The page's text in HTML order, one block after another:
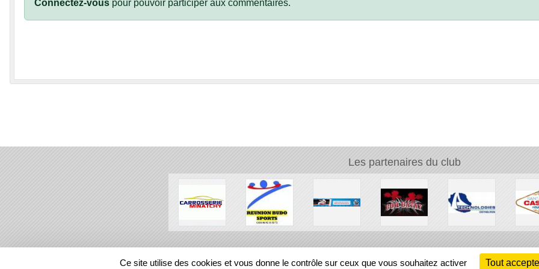
Connectez-vous pour pouvoir participer aux commentaires.
Les partenaires du club
REGIONS
Ce site utilise des cookies et vous donne le contrôle sur ceux que vous souhaitez activer Tout